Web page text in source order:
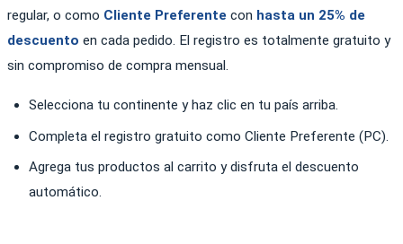
regular, o como Cliente Preferente con hasta un 25% de
descuento en cada pedido. El registro es totalmente gratuito y
sin compromiso de compra mensual.
Selecciona tu continente y haz clic en tu país arriba.
Completa el registro gratuito como Cliente Preferente (PC).
Agrega tus productos al carrito y disfruta el descuento
automático.